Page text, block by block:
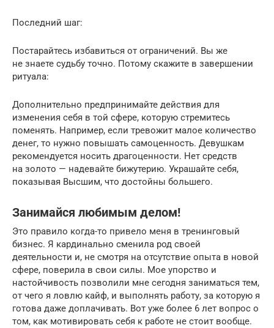
Последний шаг:
Постарайтесь избавиться от ограничений. Вы же
не знаете судьбу точно. Потому скажите в завершении
ритуала:
Дополнительно предпринимайте действия для
изменения себя в той сфере, которую стремитесь
поменять. Например, если тревожит малое количество
денег, то нужно повышать самоценность. Девушкам
рекомендуется носить драгоценности. Нет средств
на золото — надевайте бижутерию. Украшайте себя,
показывая Высшим, что достойны большего.
Занимайся любимым делом!
Это правило когда-то привело меня в тренинговый
бизнес. Я кардинально сменила род своей
деятельности и, не смотря на отсутствие опыта в новой
сфере, поверила в свои силы. Мое упорство и
настойчивость позволили мне сегодня заниматься тем,
от чего я ловлю кайф, и выполнять работу, за которую я
готова даже доплачивать. Вот уже более 6 лет вопрос о
том, как мотивировать себя к работе не стоит вообще.